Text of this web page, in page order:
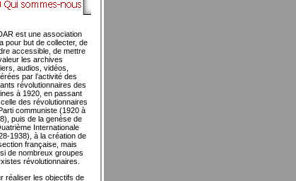
est une association
pour but de collecter, de
accessible, de mettre
les archives
audios, vidéos,
par l’activité des
révolutionnaires des
à 1920, en passant
des révolutionnaires
communiste (1920 à
puis de la genèse de
Internationale
1938), à la création de
française, mais
de nombreux groupes
révolutionnaires.
réaliser les objectifs de